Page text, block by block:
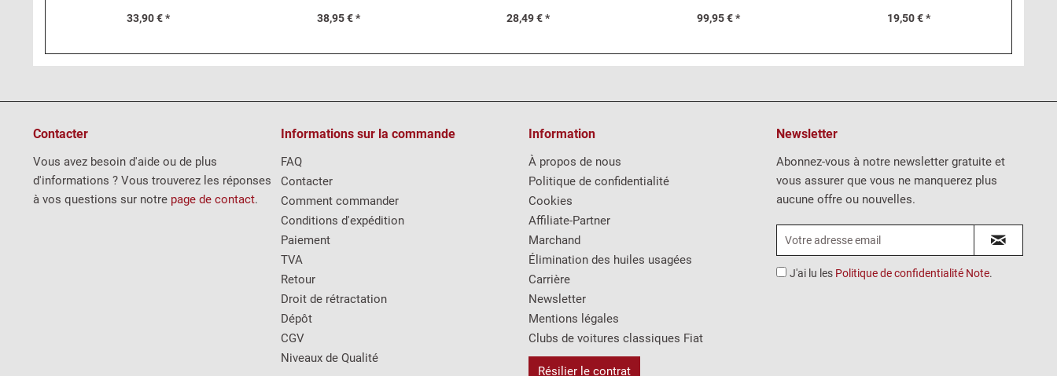
33,90 € * 38,95 € * 28,49 € * 99,95 € * 19,50 € *
Contacter
Vous avez besoin d'aide ou de plus
d'informations ? Vous trouverez les réponses
à vos questions sur notre page de contact.
Informations sur la commande
FAQ
Contacter
Comment commander
Conditions d'expédition
Paiement
TVA
Retour
Droit de rétractation
Dépôt
CGV
Niveaux de Qualité
Information
À propos de nous
Politique de confidentialité
Cookies
Affiliate-Partner
Marchand
Élimination des huiles usagées
Carrière
Newsletter
Mentions légales
Clubs de voitures classiques Fiat
Résilier le contrat
Newsletter
Abonnez-vous à notre newsletter gratuite et
vous assurer que vous ne manquerez plus
aucune offre ou nouvelles.
J'ai lu les Politique de confidentialité Note.